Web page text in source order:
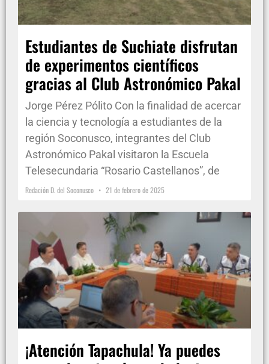
Estudiantes de Suchiate disfrutan
de experimentos científicos
gracias al Club Astronómico Pakal
Jorge Pérez Pólito Con la finalidad de acercar
la ciencia y tecnología a estudiantes de la
región Soconusco, integrantes del Club
Astronómico Pakal visitaron la Escuela
Telesecundaria “Rosario Castellanos”, de
Redación D. del Soconusco 21 de febrero de 2025
¡Atención Tapachula! Ya puedes